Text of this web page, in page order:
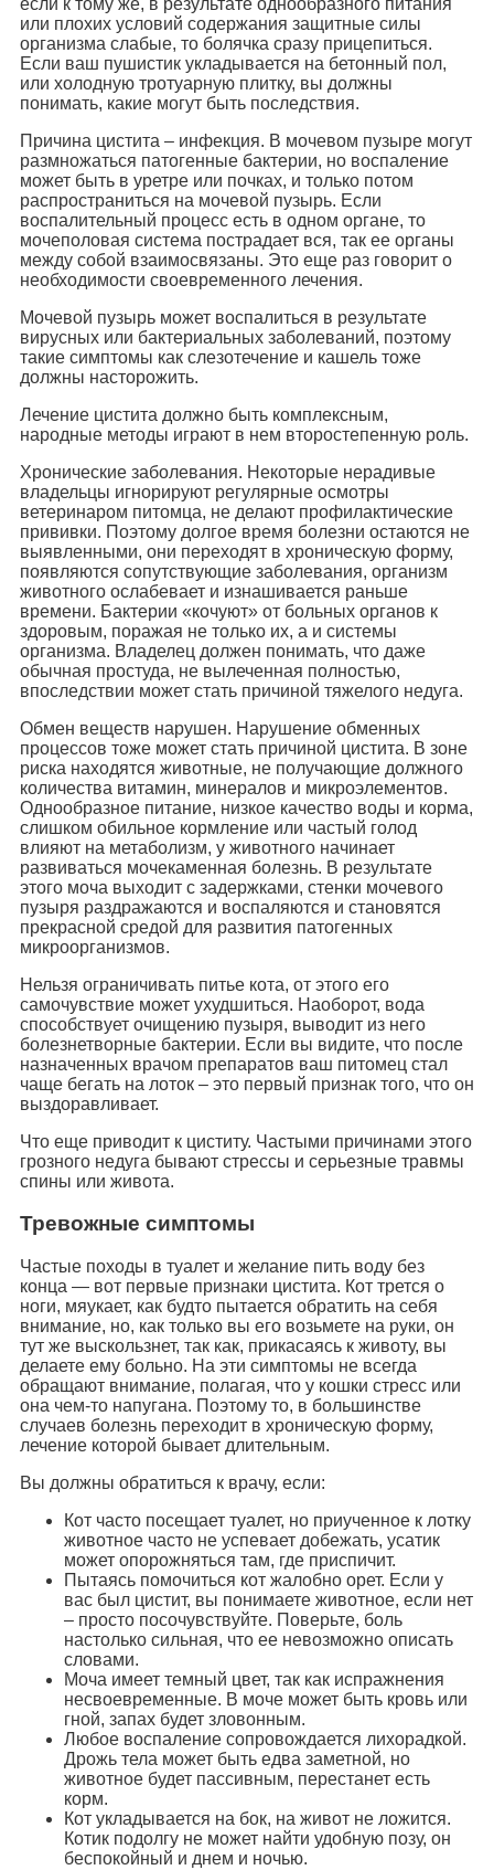
или плохих условий содержания защитные силы
организма слабые, то болячка сразу прицепиться.
Если ваш пушистик укладывается на бетонный пол,
или холодную тротуарную плитку, вы должны
понимать, какие могут быть последствия.
Причина цистита – инфекция. В мочевом пузыре могут
размножаться патогенные бактерии, но воспаление
может быть в уретре или почках, и только потом
распространиться на мочевой пузырь. Если
воспалительный процесс есть в одном органе, то
мочеполовая система пострадает вся, так ее органы
между собой взаимосвязаны. Это еще раз говорит о
необходимости своевременного лечения.
Мочевой пузырь может воспалиться в результате
вирусных или бактериальных заболеваний, поэтому
такие симптомы как слезотечение и кашель тоже
должны насторожить.
Лечение цистита должно быть комплексным,
народные методы играют в нем второстепенную роль.
Хронические заболевания. Некоторые нерадивые
владельцы игнорируют регулярные осмотры
ветеринаром питомца, не делают профилактические
прививки. Поэтому долгое время болезни остаются не
выявленными, они переходят в хроническую форму,
появляются сопутствующие заболевания, организм
животного ослабевает и изнашивается раньше
времени. Бактерии «кочуют» от больных органов к
здоровым, поражая не только их, а и системы
организма. Владелец должен понимать, что даже
обычная простуда, не вылеченная полностью,
впоследствии может стать причиной тяжелого недуга.
Обмен веществ нарушен. Нарушение обменных
процессов тоже может стать причиной цистита. В зоне
риска находятся животные, не получающие должного
количества витамин, минералов и микроэлементов.
Однообразное питание, низкое качество воды и корма,
слишком обильное кормление или частый голод
влияют на метаболизм, у животного начинает
развиваться мочекаменная болезнь. В результате
этого моча выходит с задержками, стенки мочевого
пузыря раздражаются и воспаляются и становятся
прекрасной средой для развития патогенных
микроорганизмов.
Нельзя ограничивать питье кота, от этого его
самочувствие может ухудшиться. Наоборот, вода
способствует очищению пузыря, выводит из него
болезнетворные бактерии. Если вы видите, что после
назначенных врачом препаратов ваш питомец стал
чаще бегать на лоток – это первый признак того, что он
выздоравливает.
Что еще приводит к циститу. Частыми причинами этого
грозного недуга бывают стрессы и серьезные травмы
спины или живота.
Тревожные симптомы
Частые походы в туалет и желание пить воду без
конца — вот первые признаки цистита. Кот трется о
ноги, мяукает, как будто пытается обратить на себя
внимание, но, как только вы его возьмете на руки, он
тут же выскользнет, так как, прикасаясь к животу, вы
делаете ему больно. На эти симптомы не всегда
обращают внимание, полагая, что у кошки стресс или
она чем-то напугана. Поэтому то, в большинстве
случаев болезнь переходит в хроническую форму,
лечение которой бывает длительным.
Вы должны обратиться к врачу, если:
Кот часто посещает туалет, но приученное к лотку
животное часто не успевает добежать, усатик
может опорожняться там, где приспичит.
Пытаясь помочиться кот жалобно орет. Если у
вас был цистит, вы понимаете животное, если нет
– просто посочувствуйте. Поверьте, боль
настолько сильная, что ее невозможно описать
словами.
Моча имеет темный цвет, так как испражнения
несвоевременные. В моче может быть кровь или
гной, запах будет зловонным.
Любое воспаление сопровождается лихорадкой.
Дрожь тела может быть едва заметной, но
животное будет пассивным, перестанет есть
корм.
Кот укладывается на бок, на живот не ложится.
Котик подолгу не может найти удобную позу, он
беспокойный и днем и ночью.